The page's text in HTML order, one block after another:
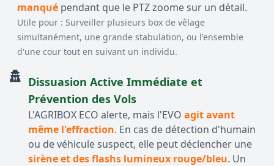
manqué pendant que le PTZ zoome sur un détail.
Utile pour : Surveiller plusieurs box de vêlage
simultanément, une grande stabulation, ou l'ensemble
d'une cour tout en suivant un individu.
Dissuasion Active Immédiate et
Prévention des Vols
L'AGRIBOX ECO alerte, mais l'EVO agit avant
même l'effraction. En cas de détection d'humain
ou de véhicule suspect, elle peut déclencher une
sirène et des flashs lumineux rouge/bleu. Un